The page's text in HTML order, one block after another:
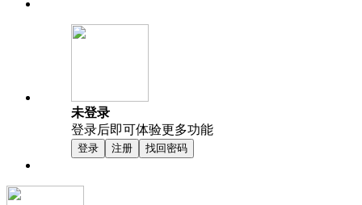
未登录
登录后即可体验更多功能
登录 注册 找回密码